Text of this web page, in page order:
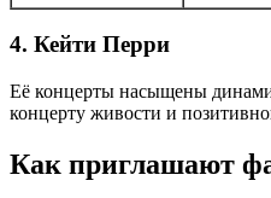
4. Кейти Перри
Её концерты насыщены
концерту живости и
Как приглашают